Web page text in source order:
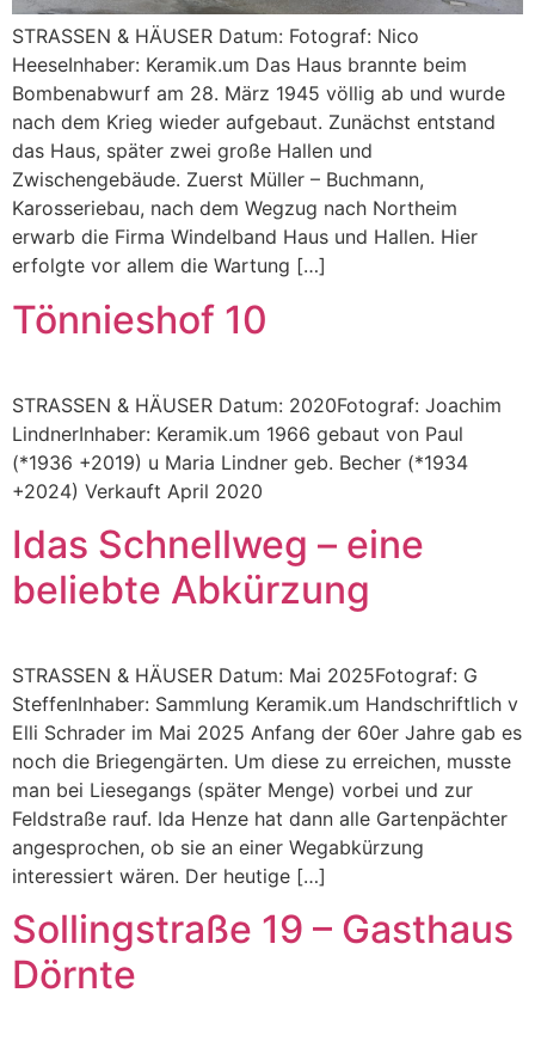
STRASSEN & HÄUSER Datum: Fotograf: Nico
HeeseInhaber: Keramik.um Das Haus brannte beim
Bombenabwurf am 28. März 1945 völlig ab und wurde
nach dem Krieg wieder aufgebaut. Zunächst entstand
das Haus, später zwei große Hallen und
Zwischengebäude. Zuerst Müller – Buchmann,
Karosseriebau, nach dem Wegzug nach Northeim
erwarb die Firma Windelband Haus und Hallen. Hier
erfolgte vor allem die Wartung […]
Tönnieshof 10
STRASSEN & HÄUSER Datum: 2020Fotograf: Joachim
LindnerInhaber: Keramik.um 1966 gebaut von Paul
(*1936 +2019) u Maria Lindner geb. Becher (*1934
+2024) Verkauft April 2020
Idas Schnellweg – eine
beliebte Abkürzung
STRASSEN & HÄUSER Datum: Mai 2025Fotograf: G
SteffenInhaber: Sammlung Keramik.um Handschriftlich v
Elli Schrader im Mai 2025 Anfang der 60er Jahre gab es
noch die Briegengärten. Um diese zu erreichen, musste
man bei Liesegangs (später Menge) vorbei und zur
Feldstraße rauf. Ida Henze hat dann alle Gartenpächter
angesprochen, ob sie an einer Wegabkürzung
interessiert wären. Der heutige […]
Sollingstraße 19 – Gasthaus
Dörnte